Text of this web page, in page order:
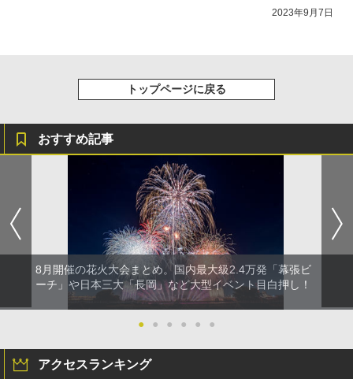
2023年9月7日
トップページに戻る
おすすめ記事
8月開催の花火大会まとめ。国内最大級2.4万発「幕張ビ
ーチ」や日本三大「長岡」など大型イベント目白押し！
● ● ● ● ● ●
アクセスランキング